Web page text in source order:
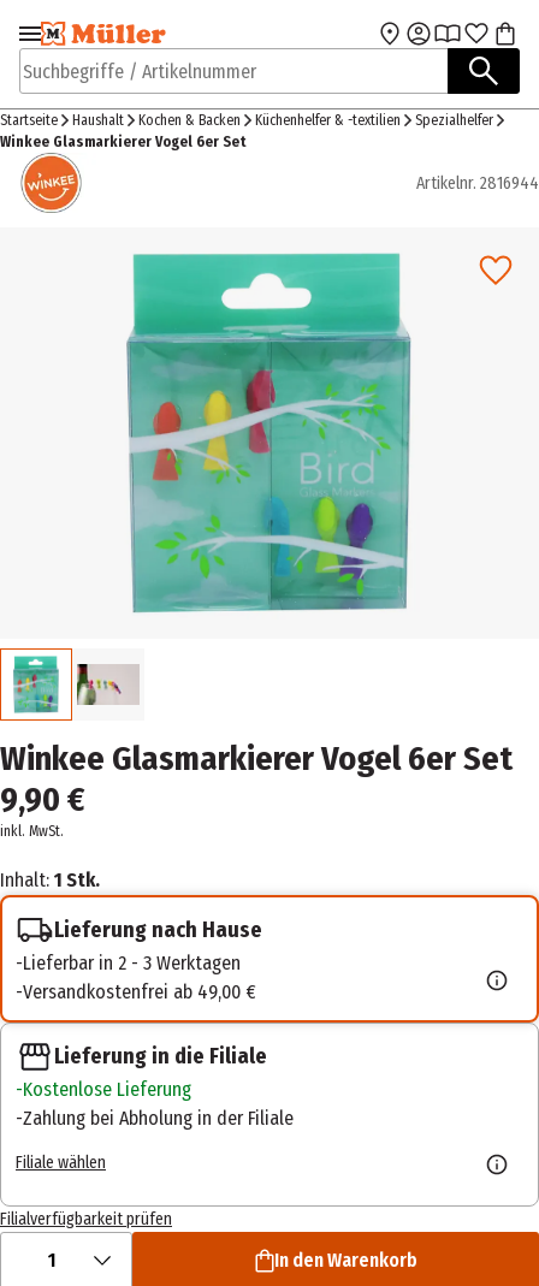
Zur Navigation
springen
Zum Hauptinhalt
Suchbegriffe / Artikelnummer
Startseite Haushalt Kochen & Backen Küchenhelfer & -textilien
Spezialhelfer
Winkee Glasmarkierer Vogel 6er Set
Artikelnr. 2816944
Winkee Glasmarkierer Vogel 6er Set
9,90 €
inkl. MwSt.
Inhalt: 1 Stk.
Lieferung nach Hause
Lieferbar in 2 - 3 Werktagen
Versandkostenfrei ab 49,00 €
Lieferung in die Filiale
Kostenlose Lieferung
Zahlung bei Abholung in der Filiale
Filiale wählen
Filialverfügbarkeit prüfen
1 In den Warenkorb